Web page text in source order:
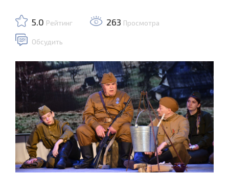
5.0 Рейтинг 263 Просмотра
Обсудить